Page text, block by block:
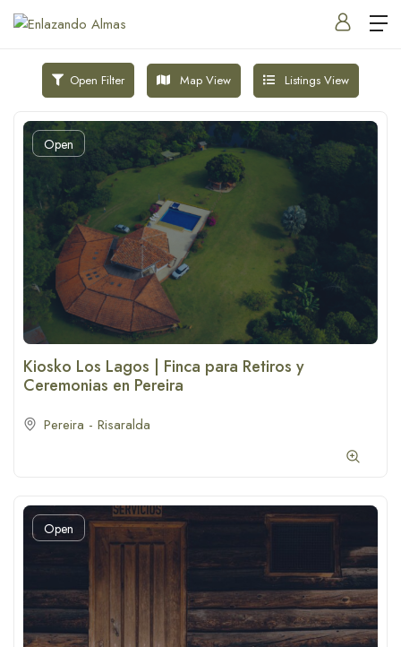
Open Filter Map View Listings View
Open
Kiosko Los Lagos | Finca para Retiros y
Ceremonias en Pereira
Pereira - Risaralda
Open